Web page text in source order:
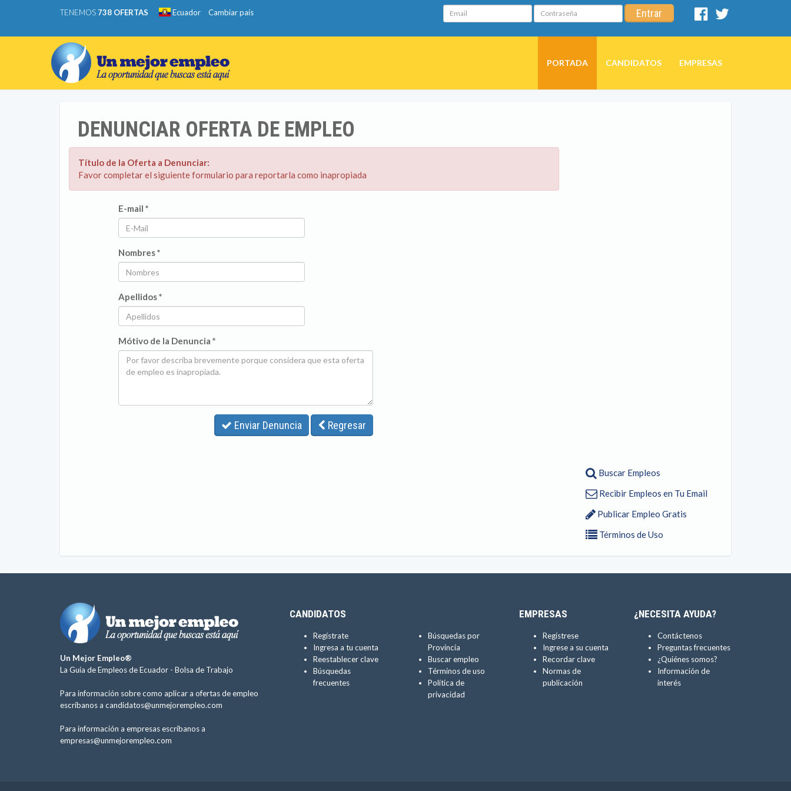
TENEMOS 738 OFERTAS Ecuador Cambiar país Email Contraseña Entrar
Facebook
PORTADA CANDIDATOS EMPRESAS
DENUNCIAR OFERTA DE EMPLEO
Título de la Oferta a Denunciar:
Favor completar el siguiente formulario para reportarla como inapropiada
E-mail *
Nombres *
Apellidos *
Mótivo de la Denuncia *
Enviar Denuncia Regresar
Buscar Empleos
Recibir Empleos en Tu Email
Publicar Empleo Gratis
Términos de Uso
Un Mejor Empleo®
La Guía de Empleos de Ecuador - Bolsa de Trabajo
Para información sobre como aplicar a ofertas de empleo
escríbanos a candidatos@unmejorempleo.com
Para información a empresas escríbanos a
empresas@unmejorempleo.com
CANDIDATOS
Regístrate
Ingresa a tu cuenta
Reestablecer clave
Búsquedas
frecuentes
Búsquedas por
Provincia
Buscar empleo
Términos de uso
Política de
privacidad
EMPRESAS
Regístrese
Ingrese a su cuenta
Recordar clave
Normas de
publicación
¿NECESITA AYUDA?
Contáctenos
Preguntas frecuentes
¿Quiénes somos?
Información de
interés